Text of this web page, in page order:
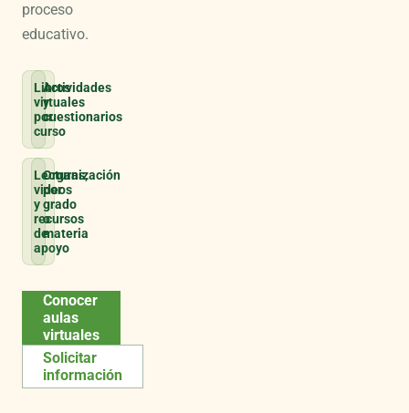
proceso
educativo.
Libros
virtuales
por
curso
Actividades
y
cuestionarios
Lecturas,
videos
y
recursos
de
apoyo
Organización
por
grado
o
materia
Conocer
aulas
virtuales
Solicitar
información